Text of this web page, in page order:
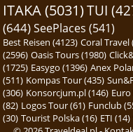
ITAKA (5031)TUI
(644) SeePlaces (541)
Best Reisen (4123) Coral Travel
(2596) Oasis Tours (1980)
(1725) Easygo (1396) Anex
(511) Kompas Tour (435)
(306) Konsorcjum.pl (146)
(82) Logos Tour (61) Funclub
(30) Tourist Polska (16) ETI (14)